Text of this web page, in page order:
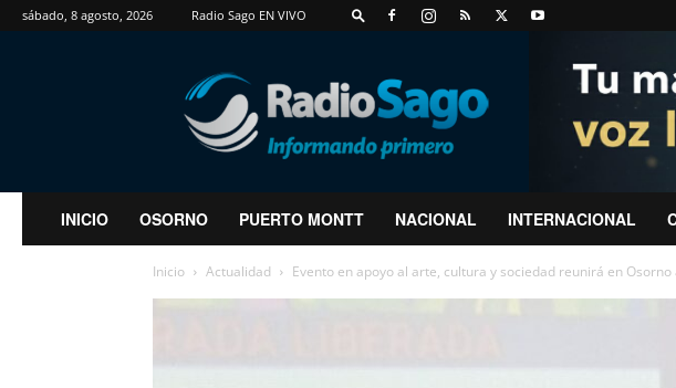
sábado, 8 agosto, 2026 Radio Sago EN VIVO
RadioSago
INICIO OSORNO PUERTO MONTT NACIONAL INTERNACIONAL
Inicio Actualidad Evento en apoyo al arte, cultura y sociedad reunirá en Osorno